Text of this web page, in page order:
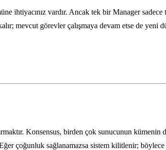
ihtiyacınız vardır. Ancak tek bir Manager
mevcut görevler çalışmaya devam etse de yeni
Konsensus, birden çok sunucunun kümenin
çoğunluk sağlanamazsa sistem kilitlenir; böylece